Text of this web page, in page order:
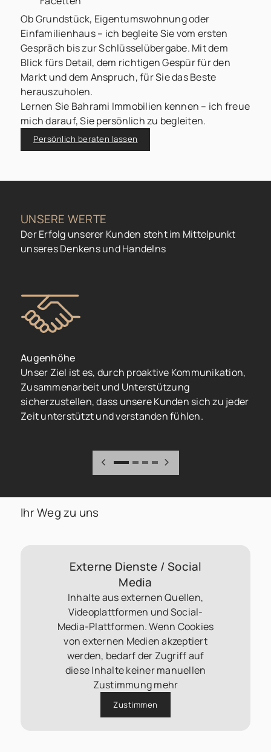
Ob Grundstück, Eigentumswohnung oder
Einfamilienhaus – ich begleite Sie vom ersten
Gespräch bis zur Schlüsselübergabe. Mit dem
Blick fürs Detail, dem richtigen Gespür für den
Markt und dem Anspruch, für Sie das Beste
herauszuholen.
Lernen Sie Bahrami Immobilien kennen – ich freue
mich darauf, Sie persönlich zu begleiten.
Persönlich beraten lassen
UNSERE WERTE
Der Erfolg unserer Kunden steht im Mittelpunkt
unseres Denkens und Handelns
Augenhöhe
Unser Ziel ist es, durch proaktive Kommunikation,
Zusammenarbeit und Unterstützung
sicherzustellen, dass unsere Kunden sich zu jeder
Zeit unterstützt und verstanden fühlen.
Ihr Weg zu uns
Externe Dienste / Social
Media
Inhalte aus externen Quellen,
Videoplattformen und Social-
Media-Plattformen. Wenn Cookies
von externen Medien akzeptiert
werden, bedarf der Zugriff auf
diese Inhalte keiner manuellen
Zustimmung mehr
Zustimmen